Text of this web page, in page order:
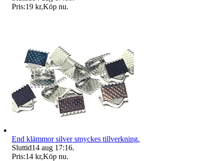
Pris:19 kr,Köp nu.
End klämmor silver smyckes tillverkning.
Sluttid14 aug 17:16.
Pris:14 kr,Köp nu.